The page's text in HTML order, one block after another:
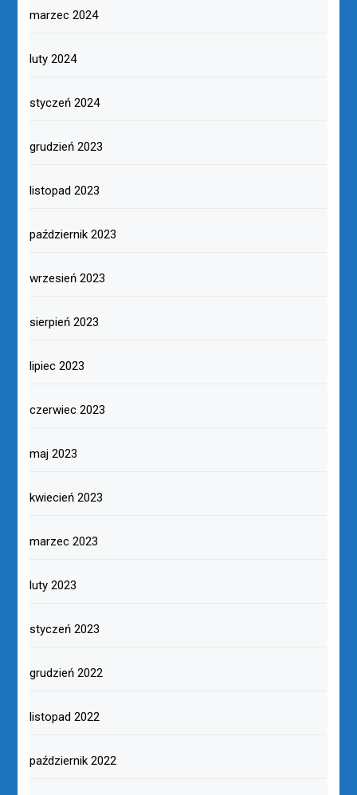
marzec 2024
luty 2024
styczeń 2024
grudzień 2023
listopad 2023
październik 2023
wrzesień 2023
sierpień 2023
lipiec 2023
czerwiec 2023
maj 2023
kwiecień 2023
marzec 2023
luty 2023
styczeń 2023
grudzień 2022
listopad 2022
październik 2022